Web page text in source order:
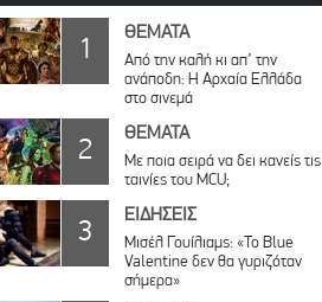
1 ΘΕΜΑΤΑ
Από την καλή κι απ’ την
ανάποδη: Η Αρχαία Ελλάδα
στο σινεμά
2 ΘΕΜΑΤΑ
Με ποια σειρά να δει κανείς τις
ταινίες του MCU;
3 ΕΙΔΗΣΕΙΣ
Μισέλ Γουίλιαμς: «Το Blue
Valentine δεν θα γυριζόταν
σήμερα»